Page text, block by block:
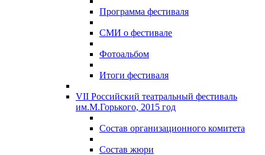
Программа фестиваля
СМИ о фестивале
Фотоальбом
Итоги фестиваля
VII Российский театральный фестиваль
им.М.Горького, 2015 год
Состав организационного комитета
Состав жюри